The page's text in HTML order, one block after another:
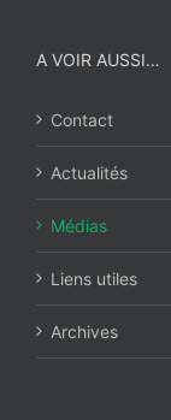
A VOIR AUSSI…
Contact
Actualités
Médias
Liens utiles
Archives